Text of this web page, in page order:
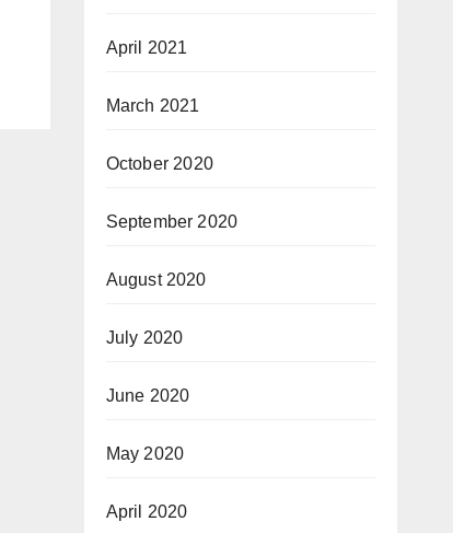
April 2021
March 2021
October 2020
September 2020
August 2020
July 2020
June 2020
May 2020
April 2020